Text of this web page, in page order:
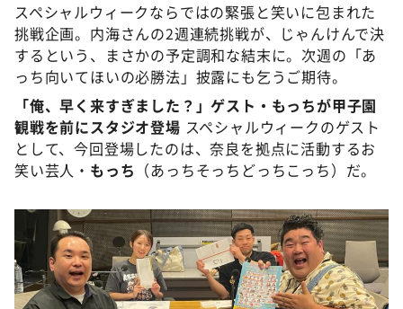
スペシャルウィークならではの緊張と笑いに包まれた
挑戦企画。内海さんの2週連続挑戦が、じゃんけんで決
するという、まさかの予定調和な結末に。次週の「あ
っち向いてほいの必勝法」披露にも乞うご期待。
「俺、早く来すぎました？」ゲスト・もっちが甲子園
観戦を前にスタジオ登場 スペシャルウィークのゲスト
として、今回登場したのは、奈良を拠点に活動するお
笑い芸人・ もっち （あっちそっちどっちこっち）だ。